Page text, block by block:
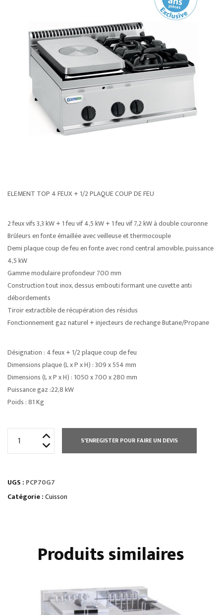
ELEMENT TOP 4 FEUX + 1/2 PLAQUE COUP DE FEU
2 feux vifs 3,3 kW + 1 feu vif 4,5 kW + 1 feu vif 7,2 kW à double couronne
Brûleurs en fonte émaillée avec veilleuse et thermocouple
Demi plaque coup de feu en fonte avec rond central amovible, puissance
4,5 kW
Gamme modulaire profondeur 700 mm
Construction tout inox, dessus embouti formant une cuvette anti
débordements
Tiroir extractible de récupération des résidus
Fonctionnement gaz naturel + injecteurs de rechange Butane/Propane
Désignation : 4 feux + 1/2 plaque coup de feu
Dimensions plaque (L x P x H) : 309 x 554 mm
Dimensions (L x P x H) : 1050 x 700 x 280 mm
Puissance gaz :22,8 kW
Poids : 81 Kg
2
FEUX
S'ENREGISTER POUR FAIRE UN DEVIS
UGS : PCP70G7
Catégorie :Cuisson
Produits similaires